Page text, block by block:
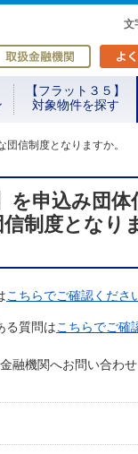
文
請求 取扱金
【フラット３５】
対象物件を探す
信制度となりますか。
を申込み団体
制度となり
こちらでご確認くださ
る質問は こちらでご確
融機関へお問い合わせ